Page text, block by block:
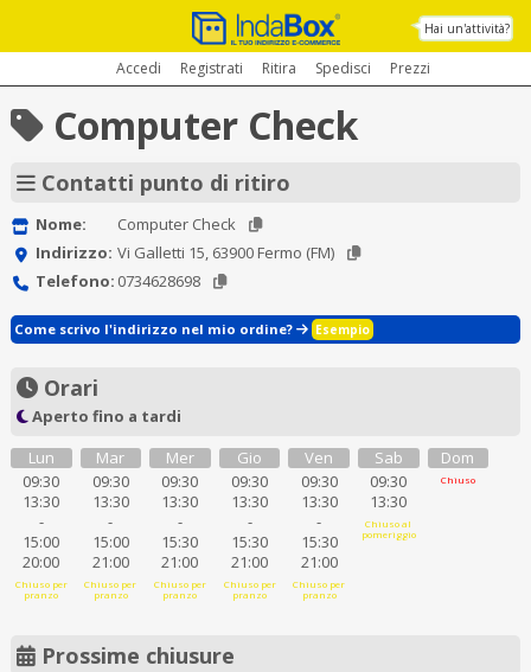
Hai un'attività?
Accedi Registrati Ritira Spedisci Prezzi
Computer Check
Contatti punto di ritiro
Nome:
Computer Check
Indirizzo: Vi Galletti 15, 63900 Fermo (FM)
Telefono: 0734628698
Come scrivo l'indirizzo nel mio ordine? Esempio
Orari
Aperto fino a tardi
Lun
09:30
13:30
-
15:00
20:00
Chiuso per
pranzo
Mar
09:30
13:30
-
15:00
21:00
Chiuso per
pranzo
Mer
09:30
13:30
-
15:30
21:00
Chiuso per
pranzo
Gio
09:30
13:30
-
15:30
21:00
Chiuso per
pranzo
Ven
09:30
13:30
-
15:30
21:00
Chiuso per
pranzo
Sab
09:30
13:30
Chiuso al
pomeriggio
Dom
Chiuso
Prossime chiusure